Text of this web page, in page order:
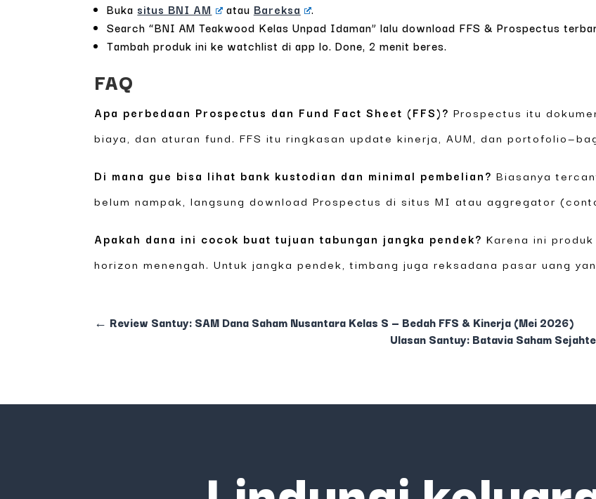
Buka situs BNI AM atau Bareksa
.
Search “BNI AM Teakwood Kelas Unpad Idaman” lalu download FFS & Prospectus
Tambah produk ini ke watchlist di app lo. Done, 2 menit beres.
FAQ
Apa perbedaan Prospectus dan Fund Fact Sheet (FFS)? Prospectus itu
biaya, dan aturan fund. FFS itu ringkasan update kinerja, AUM, dan
Di mana gue bisa lihat bank kustodian dan minimal pembelian? Biasanya
belum nampak, langsung download Prospectus di situs MI atau aggregator
Apakah dana ini cocok buat tujuan tabungan jangka pendek? Karena ini
horizon menengah. Untuk jangka pendek, timbang juga reksadana pasar uang
← Review Santuy: SAM Dana Saham Nusantara Kelas S — Bedah FFS & Kinerja (Mei 2026)
Ulasan Santuy: Batavia Saham